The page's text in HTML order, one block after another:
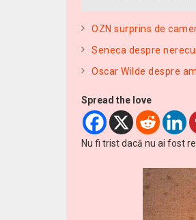
OZN surprins de
Seneca despre
Oscar Wilde despre
Spread the love
Nu fi trist dacă nu ai fost